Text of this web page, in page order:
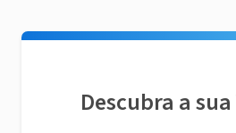
Descubra a